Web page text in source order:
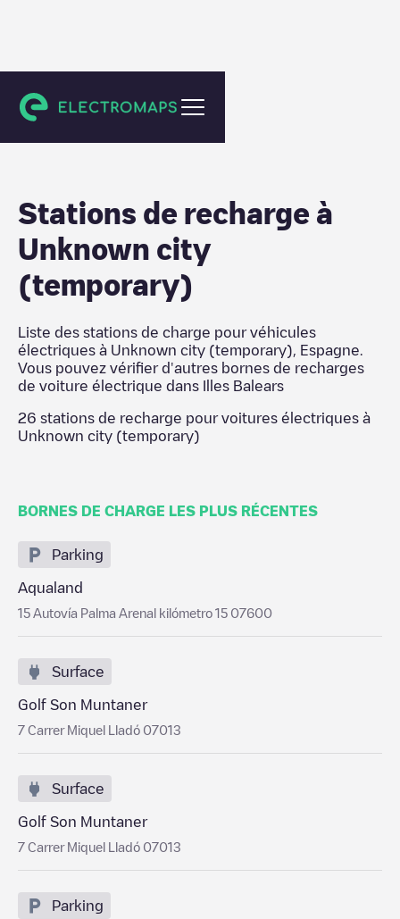
Illes Balears
Stations de recharge à
Unknown city
(temporary)
Liste des stations de charge pour véhicules
électriques à Unknown city (temporary) Espagne
Vous pouvez vérifier d'autres bornes de recharges
de voiture électrique dans
Illes Balears
26 stations de recharge pour voitures électriques à
Unknown city (temporary)
BORNES DE CHARGE LES PLUS RÉCENTES
Parking
Aqualand
15 Autovía Palma Arenal kilómetro 15 07600
Surface
Golf Son Muntaner
7 Carrer Miquel Lladó 07013
Surface
Golf Son Muntaner
7 Carrer Miquel Lladó 07013
Parking